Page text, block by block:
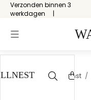
Verzonden binnen 3
werkdagen
Start / Japanse kunst /